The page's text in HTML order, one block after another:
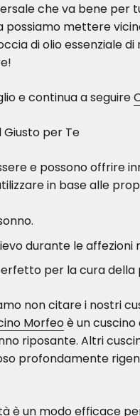
che va bene
mettere
di olio essenziale di
e continua a seguire
Giusto per Te
e possono offrire
in base alle
durante le affezioni
per la cura della
non citare i nostri
Morfeoè un
riposante. Altri
profondamente
è un modo efficace